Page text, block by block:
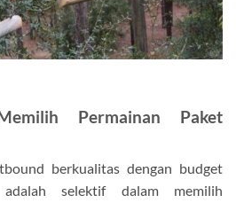
Permainan Paket
berkualitas dengan budget
selektif dalam memilih